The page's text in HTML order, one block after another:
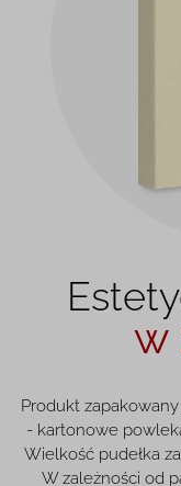
w
Produkt
- kartonowe
Wielkość pudełka
W zależności od